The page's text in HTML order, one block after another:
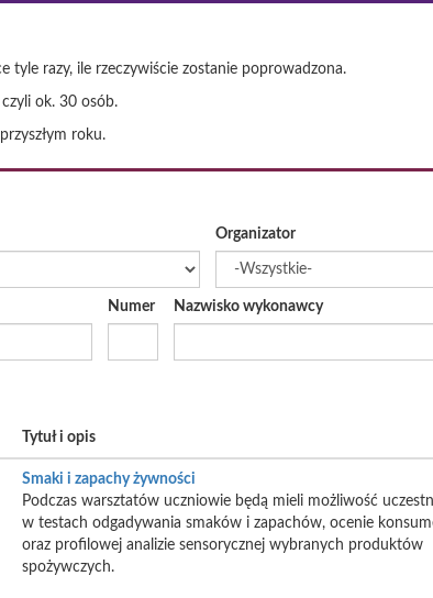
tyle razy, ile rzeczywiście zostanie poprowadzona.
ok. 30 osób.
roku.
Organizator
Numer Nazwisko wykonawcy
Tytuł i opis
Smaki i zapachy żywności
Podczas warsztatów uczniowie będą mieli możliwość
w testach odgadywania smaków i zapachów, ocenie
oraz profilowej analizie sensorycznej wybranych produktów
spożywczych.